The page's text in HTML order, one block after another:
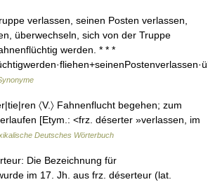
verlassen, seinen Posten verlassen,
überwechseln, sich von der Truppe
werden. * * *
〈V.〉 Fahnenflucht begehen; zum
[Etym.: <frz. déserter »verlassen, im
Deutsches Wörterbuch
Die Bezeichnung für
im 17. Jh. aus frz. déserteur (lat.